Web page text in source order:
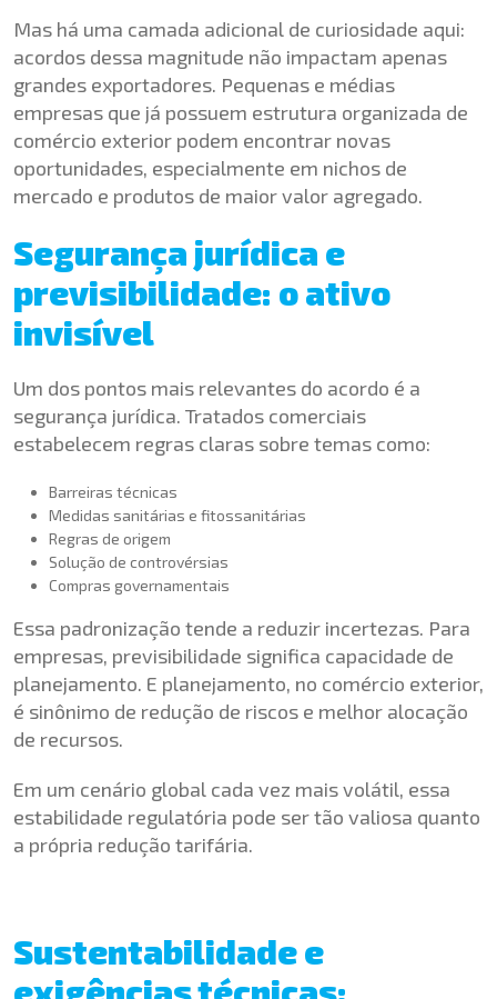
Mas há uma camada adicional de curiosidade aqui:
acordos dessa magnitude não impactam apenas
grandes exportadores. Pequenas e médias
empresas que já possuem estrutura organizada de
comércio exterior podem encontrar novas
oportunidades, especialmente em nichos de
mercado e produtos de maior valor agregado.
Segurança jurídica e
previsibilidade: o ativo
invisível
Um dos pontos mais relevantes do acordo é a
segurança jurídica. Tratados comerciais
estabelecem regras claras sobre temas como:
Barreiras técnicas
Medidas sanitárias e fitossanitárias
Regras de origem
Solução de controvérsias
Compras governamentais
Essa padronização tende a reduzir incertezas. Para
empresas, previsibilidade significa capacidade de
planejamento. E planejamento, no comércio exterior,
é sinônimo de redução de riscos e melhor alocação
de recursos.
Em um cenário global cada vez mais volátil, essa
estabilidade regulatória pode ser tão valiosa quanto
a própria redução tarifária.
Sustentabilidade e
exigências técnicas: